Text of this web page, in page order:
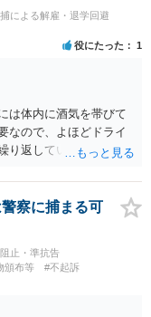
による解雇・退学回避
役にたった 1
は体内に酒気を帯びて
なので、よほどドライ
り返している等の映像
察に捕まる可
止・準抗告
頒布等 #不起訴